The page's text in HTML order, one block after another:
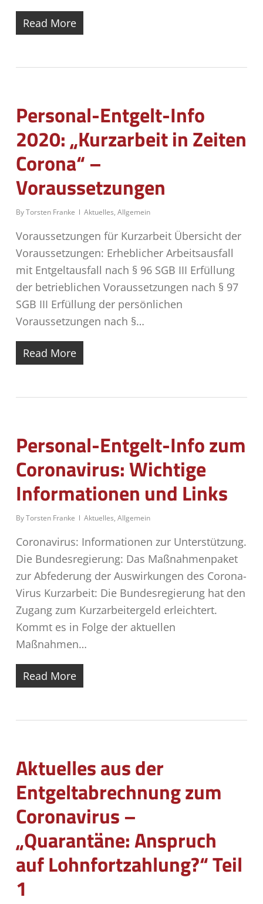
Read More
Personal-Entgelt-Info
2020: „Kurzarbeit in Zeiten
Corona“ –
Voraussetzungen
ByTorsten Franke Aktuelles, Allgemein
Voraussetzungen für Kurzarbeit Übersicht der
Voraussetzungen: Erheblicher Arbeitsausfall
mit Entgeltausfall nach § 96 SGB III Erfüllung
der betrieblichen Voraussetzungen nach § 97
SGB III Erfüllung der persönlichen
Voraussetzungen nach §…
Read More
Personal-Entgelt-Info zum
Coronavirus: Wichtige
Informationen und Links
ByTorsten Franke Aktuelles, Allgemein
Coronavirus: Informationen zur Unterstützung.
Die Bundesregierung: Das Maßnahmenpaket
zur Abfederung der Auswirkungen des Corona-
Virus Kurzarbeit: Die Bundesregierung hat den
Zugang zum Kurzarbeitergeld erleichtert.
Kommt es in Folge der aktuellen
Maßnahmen…
Read More
Aktuelles aus der
Entgeltabrechnung zum
Coronavirus –
„Quarantäne: Anspruch
auf Lohnfortzahlung?“ Teil
1